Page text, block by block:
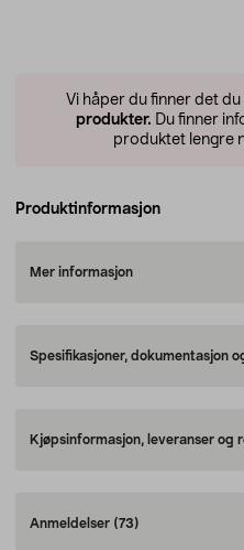
Vi håper du finner det
produkter. Du finner
produktet lengre
Produktinformasjon
Mer informasjon
Spesifikasjoner, dokumentasjon
Kjøpsinformasjon, leveranser og
Anmeldelser (73)